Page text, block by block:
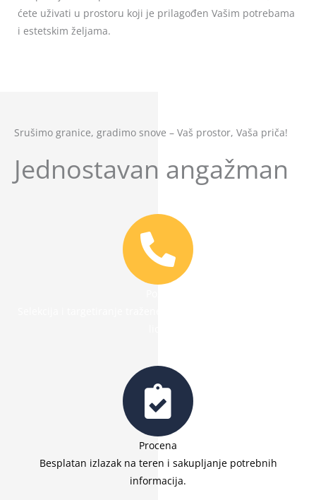
ćete uživati u prostoru koji je prilagođen Vašim potrebama
i estetskim željama.
Srušimo granice, gradimo snove – Vaš prostor, Vaša priča!
Jednostavan angažman
Procena
Besplatan izlazak na teren i sakupljanje potrebnih
informacija.